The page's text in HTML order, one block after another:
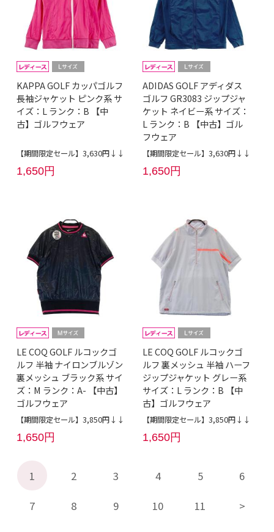
KAPPA GOLF カッパゴルフ
長袖ジャケット ピンク系 サ
イズ：L ランク：B 【中
古】ゴルフウェア
【期間限定セール】3,630円↓↓
1,650円
ADIDAS GOLF アディダス
ゴルフ GR3083 ジップジャ
ケット ネイビー系 サイズ：
L ランク：B 【中古】ゴル
フウェア
【期間限定セール】3,630円↓↓
1,650円
LE COQ GOLF ルコックゴ
ルフ 半袖 ナイロンブルゾン
裏メッシュ ブラック系 サイ
ズ：M ランク：A- 【中古】
ゴルフウェア
【期間限定セール】3,850円↓↓
1,650円
LE COQ GOLF ルコックゴ
ルフ 裏メッシュ 半袖 ハーフ
ジップジャケット グレー系
サイズ：L ランク：B 【中
古】ゴルフウェア
【期間限定セール】3,850円↓↓
1,650円
1 2 3 4 5 6
7 8 9 10 11